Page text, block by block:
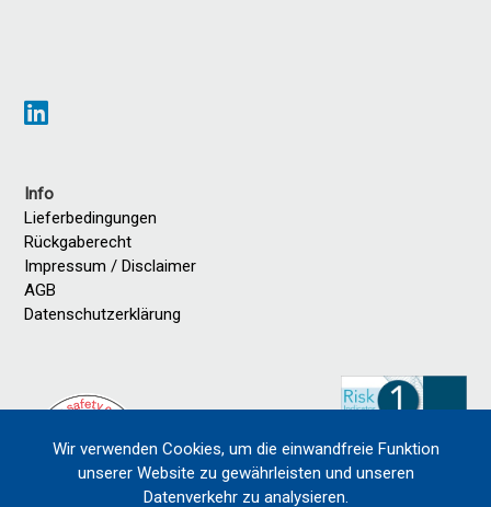
Info
Lieferbedingungen
Rückgaberecht
Impressum / Disclaimer
AGB
Datenschutzerklärung
Wir verwenden Cookies, um die einwandfreie Funktion
unserer Website zu gewährleisten und unseren
Datenverkehr zu analysieren.